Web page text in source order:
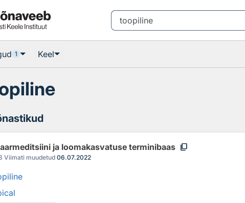
1 Keel
ja loomakasvatuse terminibaas content_copy
Viimati muudetud 06.07.2022